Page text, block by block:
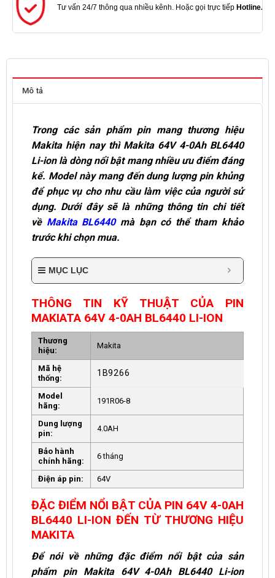
Tư vấn 24/7 thông qua nhiều kênh. Hoặc gọi trực tiếp Hotline.
Mô tả
Trong các sản phẩm pin mang thương hiệu
Makita hiện nay thì Makita 64V 4-0Ah BL6440
Li-ion là dòng nổi bật mang nhiều ưu điểm đáng
kể. Model này mang đến dung lượng pin khủng
để phục vụ cho nhu cầu làm việc của người sử
dụng. Dưới đây sẽ là những thông tin chi tiết
về Makita BL6440mà bạn có thể tham khảo
trước khi chọn mua.
MỤC LỤC
THÔNG TIN KỸ THUẬT CỦA PIN
MAKIATA 64V 4-0AH BL6440 LI-ION
Thương
hiệu:
Makita
Mã hệ
thống:
1B9266
Model
hãng:
191R06-8
Dung lượng
pin:
4.0AH
Bảo hành
chính hãng:
6 tháng
Điện áp pin: 64V
ĐẶC ĐIỂM NỔI BẬT CỦA PIN 64V 4-0AH
BL6440 LI-ION ĐẾN TỪ THƯƠNG HIỆU
MAKITA
Để nói về những đặc điểm nổi bật của sản
phẩm pin Makita 64V 4-0Ah BL6440 Li-ion